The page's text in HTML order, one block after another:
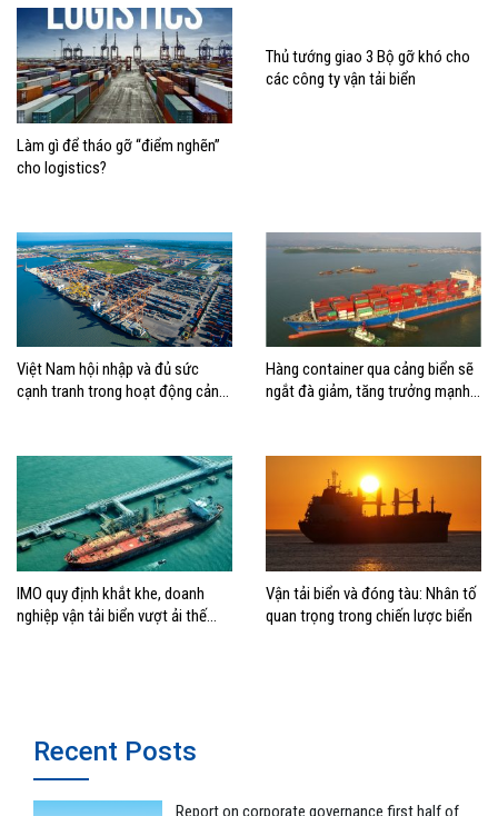
Làm gì để tháo gỡ “điểm nghẽn”
cho logistics?
Thủ tướng giao 3 Bộ gỡ khó cho
các công ty vận tải biển
Việt Nam hội nhập và đủ sức
cạnh tranh trong hoạt động cảng
Hàng container qua cảng biển sẽ
ngắt đà giảm, tăng trưởng mạnh
IMO quy định khắt khe, doanh
nghiệp vận tải biển vượt ải thế
Vận tải biển và đóng tàu: Nhân tố
quan trọng trong chiến lược biển
Recent Posts
Report on corporate governance first half of